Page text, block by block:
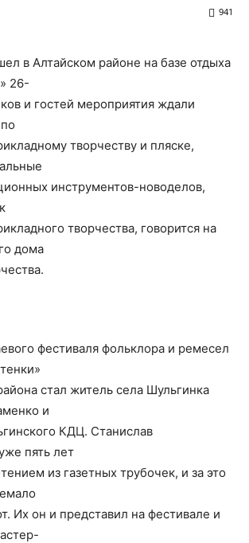
941
в Алтайском районе на базе отдыха
26-
и гостей мероприятия ждали
творчеству и пляске,
инструментов-новоделов,
творчества, говорится на
дома
фестиваля фольклора и ремесел
стал житель села Шульгинка
и
КДЦ. Станислав
пять лет
из газетных трубочек, и за это
Их он и представил на фестивале и